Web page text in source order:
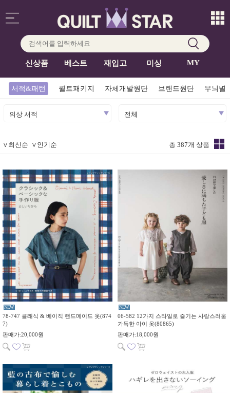
신상품 베스트 재입고 미싱 MY
서적&패턴 퀼트패키지 자체개발원단 브랜드원단 무늬별
의상 서적 전체
총 387개 상품
∨ 최신순 ∨ 인기순
NEW
78-747 클래식 & 베이직 핸드메이드 옷(874
7)
판매가:20,000원
NEW
06-582 12가지 스타일로 즐기는 사랑스러움
가득한 아이 옷(80865)
판매가:18,000원